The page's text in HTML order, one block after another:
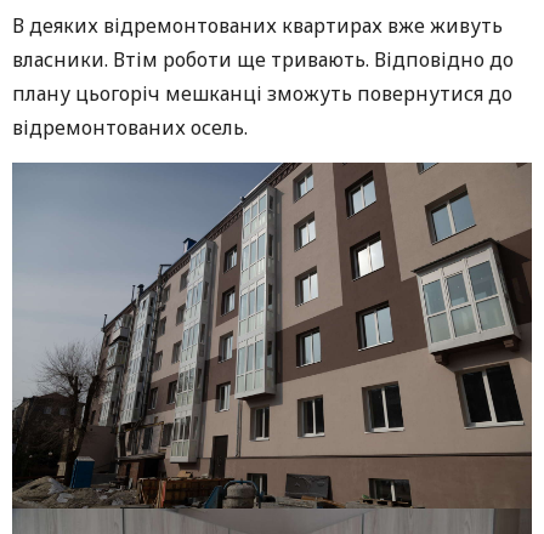
В деяких відремонтованих квартирах вже живуть
власники. Втім роботи ще тривають. Відповідно до
плану цьогоріч мешканці зможуть повернутися до
відремонтованих осель.